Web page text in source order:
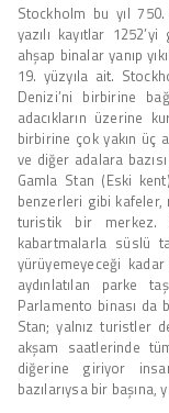
Stockholm bu yıl
yazılı kayıtlar
ahşap binalar yanıp
19. yüzyıla ait.
Denizi’ni birbirine
adacıkların üzerine
birbirine çok yakın üç
ve diğer adalara
Gamla Stan (Eski
benzerleri gibi kafeler,
turistik bir merkez.
kabartmalarla süslü
yürüyemeyeceği
aydınlatılan parke
Parlamento binası da
Stan; yalnız turistler
akşam saatlerinde
diğerine giriyor
bazılarıysa bir